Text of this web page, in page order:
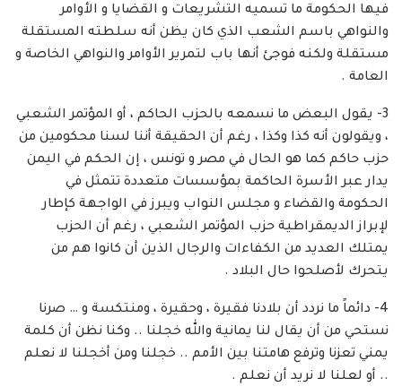
فيها الحكومة ما تسميه التشريعات و القضايا و الأوامر
والنواهي باسم الشعب الذي كان يظن أنه سلطته المستقلة
مستقلة ولكنه فوجئ أنها باب لتمرير الأوامر والنواهي الخاصة و
العامة .
3- يقول البعض ما نسمعه بالحزب الحاكم ، أو المؤتمر الشعبي
، ويقولون أنه كذا وكذا ، رغم أن الحقيقة أننا لسنا محكومين من
حزب حاكم كما هو الحال في مصر و تونس ، إن الحكم في اليمن
يدار عبر الأسرة الحاكمة بمؤسسات متعددة تتمثل في
الحكومة والقضاء و مجلس النواب ويبرز في الواجهة كإطار
لإبراز الديمقراطية حزب المؤتمر الشعبي ، رغم أن الحزب
يمتلك العديد من الكفاءات والرجال الذين أن كانوا هم من
يتحرك لأصلحوا حال البلاد .
4- دائماً ما نردد أن بلادنا فقيرة ، وحقيرة ، ومنتكسة و … صرنا
نستحي من أن يقال لنا يمانية والله خجلنا .. وكنا نظن أن كلمة
يمني تعزنا وترفع هامتنا بين الأمم .. خجلنا ومن أخجلنا لا نعلم
.. أو لعلنا لا نريد أن نعلم .